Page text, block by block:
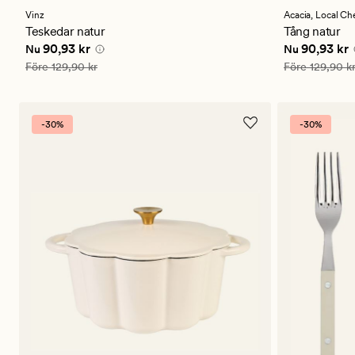
ett
genomsnittligt
betyg
på
5
Vinz
Teskedar natur
Nuvarande pris
Nu 90,93 kr
Ordinarie pris 129,90 kr
Före129,90 kr
ett
betyg
på
4.5
Acacia, Local
Tång natur
Nuvarande
Nu 90,93 kr
Ordinarie pris
Före129,90 kr
-30% -30%